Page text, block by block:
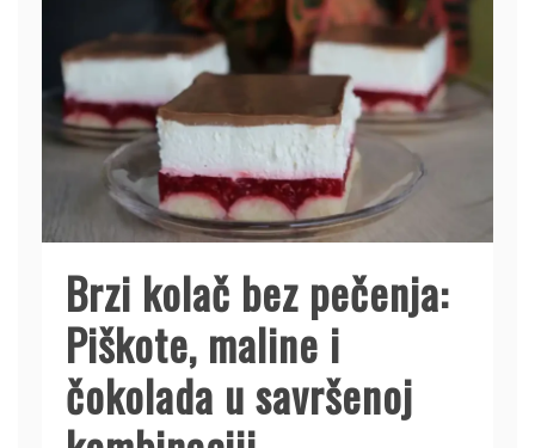
Brzi kolač bez pečenja:
Piškote, maline i
čokolada u savršenoj